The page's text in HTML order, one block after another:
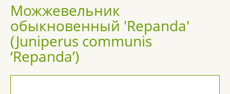
Можжевельник
обыкновенный 'Repanda'
(Juniperus communis
‘Repanda’)